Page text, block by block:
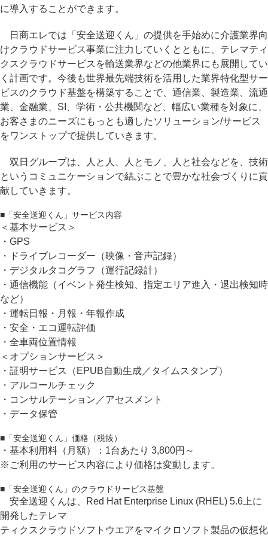
に導入することができます。
日商エレでは「安全送迎くん」の提供を手始めに介護業界向
けクラウドサービス事業に注力していくとともに、テレマティ
クスクラウドサービスを輸送業界などの他業界にも展開してい
く計画です。今後も世界最先端技術を活用した業界特化型サー
ビスのクラウド基盤を構築することで、通信業、製造業、流通
業、金融業、SI、学術・公共機関など、幅広い業種を対象に、
お客さまのニーズにもっとも適したソリューション/サービス
をワンストップで提供していきます。
双日グループは、人と人、人とモノ、人と社会などを、技術
というコミュニケーションで結ぶことで豊かな社会づくりに貢
献していきます。
■「安全送迎くん」サービス内容
＜基本サービス＞
・GPS
・ドライブレコーダー（映像・音声記録）
・デジタルタコグラフ（運行記録計）
・通信機能（イベント発生検知、指定エリア進入・退出検知時
など）
・運転日報・月報・年報作成
・安全・エコ運転評価
・全車両位置情報
＜オプションサービス＞
・証明サービス（EPUB自動生成／タイムスタンプ）
・アルコールチェック
・コンサルテーション／アセスメント
・データ保管
■「安全送迎くん」価格（税抜）
・基本利用料（月額）：1台あたり 3,800円～
※ご利用のサービス内容により価格は変動します。
■「安全送迎くん」のクラウドサービス基盤
安全送迎くんは、Red Hat Enterprise Linux (RHEL) 5.6上に
開発したテレマ
ティクスクラウドソフトウエアをマイクロソフト製品の仮想化